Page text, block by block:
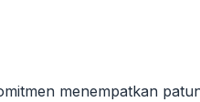
menempatkan